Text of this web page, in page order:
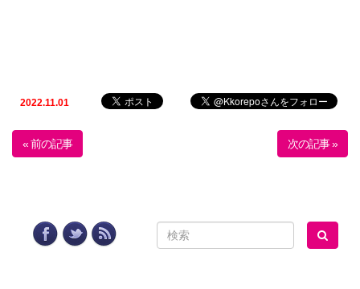
2022.11.01
« 前の記事 次の記事 »